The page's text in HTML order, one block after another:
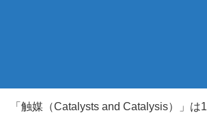
「触媒（Catalysts and Catalysis）」